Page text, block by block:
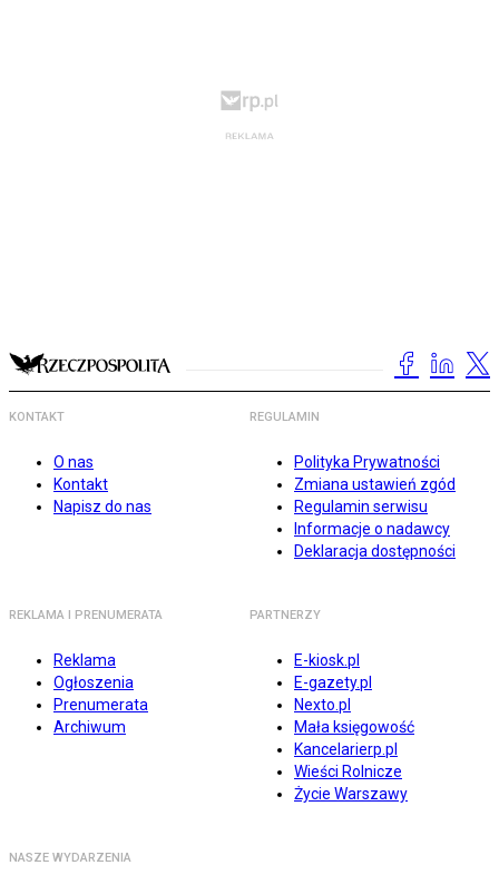
KONTAKT
O nas
Kontakt
Napisz do nas
REGULAMIN
Polityka Prywatności
Zmiana ustawień zgód
Regulamin serwisu
Informacje o nadawcy
Deklaracja dostępności
REKLAMA I PRENUMERATA
Reklama
Ogłoszenia
Prenumerata
Archiwum
PARTNERZY
E-kiosk.pl
E-gazety.pl
Nexto.pl
Mała księgowość
Kancelarierp.pl
Wieści Rolnicze
Życie Warszawy
NASZE WYDARZENIA